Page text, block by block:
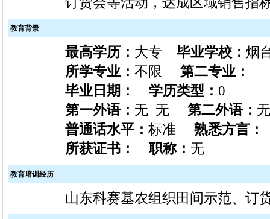
教育背景
最高学历： 大专 毕业学校： 烟
所学专业： 不限 第二专业：
毕业日期：
学历类型： 0
第一外语： 无 无 第二外语：
普通话水平： 标准 熟悉方言：
所获证书：
职称： 无
教育培训经历
山东科赛基农组织田间示范、订